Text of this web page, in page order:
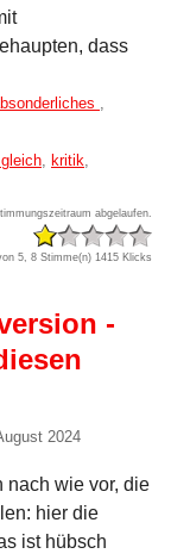
dass
kritik
abgelaufen.
5, 8 Stimme(n) 1415 Klicks
-
2024
nach wie vor, die
hier die
ist hübsch